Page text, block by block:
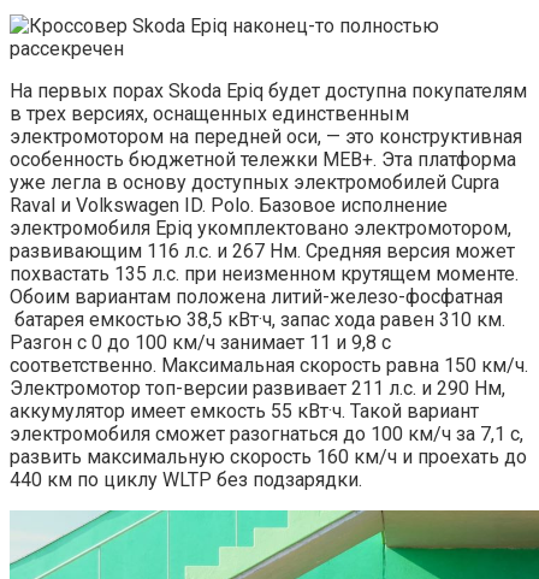
На первых порах Skoda Epiq будет доступна покупателям
в трех версиях, оснащенных единственным
электромотором на передней оси, — это конструктивная
особенность бюджетной тележки MEB+. Эта платформа
уже легла в основу доступных электромобилей Cupra
Raval и Volkswagen ID. Polo. Базовое исполнение
электромобиля Epiq укомплектовано электромотором,
развивающим 116 л.с. и 267 Нм. Средняя версия может
похвастать 135 л.с. при неизменном крутящем моменте.
Обоим вариантам положена литий-железо-фосфатная
батарея емкостью 38,5 кВт·ч, запас хода равен 310 км.
Разгон с 0 до 100 км/ч занимает 11 и 9,8 с
соответственно. Максимальная скорость равна 150 км/ч.
Электромотор топ-версии развивает 211 л.с. и 290 Нм,
аккумулятор имеет емкость 55 кВт·ч. Такой вариант
электромобиля сможет разогнаться до 100 км/ч за 7,1 с,
развить максимальную скорость 160 км/ч и проехать до
440 км по циклу WLTP без подзарядки.